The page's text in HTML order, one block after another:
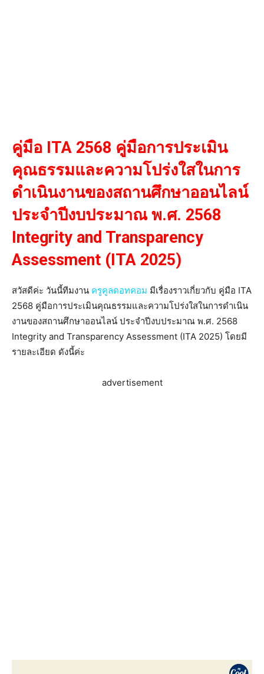
คู่มือ ITA 2568 คู่มือการประเมิน
คุณธรรมและความโปร่งใสในการ
ดำเนินงานของสถานศึกษาออนไลน์
ประจำปีงบประมาณ พ.ศ. 2568
Integrity and Transparency
Assessment (ITA 2025)
สวัสดีค่ะ วันนี้ทีมงาน ครูคูลดอทคอม มีเรื่องราวเกี่ยวกับ คู่มือ ITA
2568 คู่มือการประเมินคุณธรรมและความโปร่งใสในการดำเนิน
งานของสถานศึกษาออนไลน์ ประจำปีงบประมาณ พ.ศ. 2568
Integrity and Transparency Assessment (ITA 2025) โดยมี
รายละเอียด ดังนี้ค่ะ
advertisement